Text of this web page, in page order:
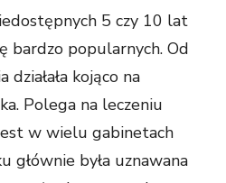
5 czy 10 lat
bardzo popularnych. Od
kojąco na
Polega na leczeniu
w wielu gabinetach
głównie była uznawana